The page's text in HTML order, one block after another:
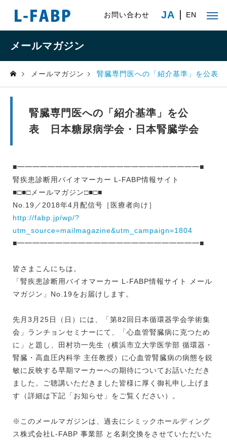
お問い合わせ JA EN
メールマガジン
メールマガジン 腎臓専門医への「紹介基準」を公表
腎臓専門医への「紹介基準」を公
表 日本糖尿病学会・日本腎臓学会
■━━━━━━━━━━━━━━━━━━━━━━━━■
腎疾患診断用バイオマーカー L-FABP情報サイト
■□■□メールマガジン□■□■
No.19／2018年4月配信号［医療者向け］
http://fabp.jp/wp/?
utm_source=mailmagazine&utm_campaign=1804
■━━━━━━━━━━━━━━━━━━━━━━━━■
皆さまこんにちは。
「腎疾患診断用バイオマーカー L-FABP情報サイト メール
マガジン」No.19をお届けします。
先月3月25日（日）には、「第82回日本循環器学会学術集
会」ランチョンセミナーにて、「心血管腎臓病に克つため
に」と題し、田村功一先生（横浜市立大学医学部 循環器・
腎臓・高血圧内科学 主任教授）に心血管腎臓病の病態を鋭
敏に反映する早期マーカーへの期待についてお話いただき
ました。ご聴講いただきました皆様に厚く御礼申し上げま
す（詳細は下記「お知らせ」をご覧ください）。
※このメールマガジンは、過去にシミックホールディング
ス株式会社L-FABP 事業部 と名刺交換をさせていただいた